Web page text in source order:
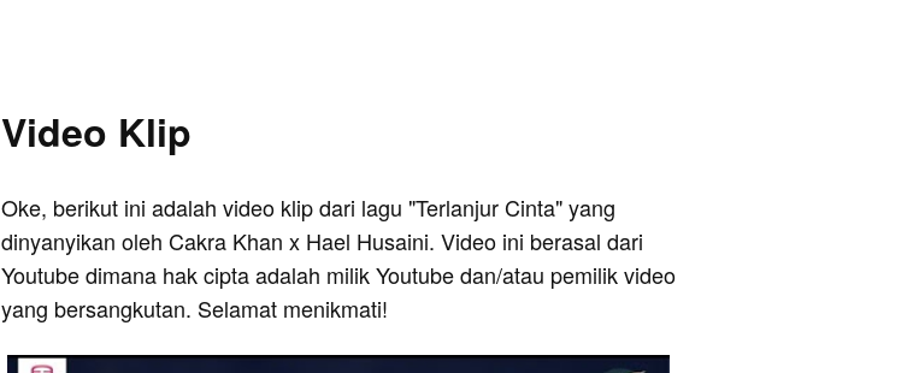
Video Klip
Oke, berikut ini adalah video klip dari lagu "Terlanjur Cinta" yang
dinyanyikan oleh Cakra Khan x Hael Husaini. Video ini berasal dari
Youtube dimana hak cipta adalah milik Youtube dan/atau pemilik video
yang bersangkutan. Selamat menikmati!